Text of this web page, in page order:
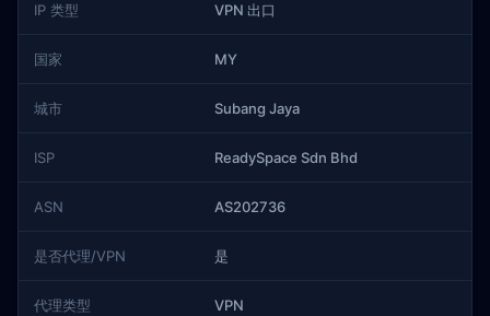
IP 类型 VPN 出口
国家 MY
城市 Subang Jaya
ISP ReadySpace Sdn Bhd
ASN AS202736
是否代理/VPN 是
代理类型 VPN